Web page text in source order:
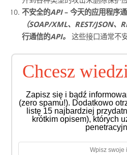
不安全的API– 今天的应用程序
（SOAP/XML、REST/JSON、
行通信的API。 这些接口通常不
Chcesz
Zapisz się i bądź
(zero spamu!). Dodatkowo
listę 15 najbardziej
krótkim opisem), których